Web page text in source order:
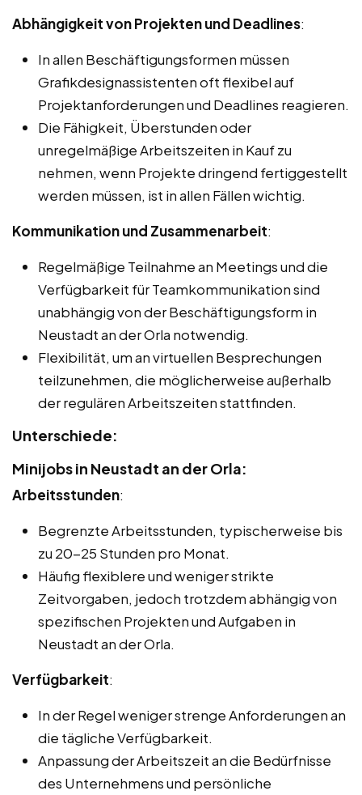
Abhängigkeit von Projekten und Deadlines:
In allen Beschäftigungsformen müssen
Grafikdesignassistenten oft flexibel auf
Projektanforderungen und Deadlines reagieren.
Die Fähigkeit, Überstunden oder
unregelmäßige Arbeitszeiten in Kauf zu
nehmen, wenn Projekte dringend fertiggestellt
werden müssen, ist in allen Fällen wichtig.
Kommunikation und Zusammenarbeit:
Regelmäßige Teilnahme an Meetings und die
Verfügbarkeit für Teamkommunikation sind
unabhängig von der Beschäftigungsform in
Neustadt an der Orla notwendig.
Flexibilität, um an virtuellen Besprechungen
teilzunehmen, die möglicherweise außerhalb
der regulären Arbeitszeiten stattfinden.
Unterschiede:
Minijobs in Neustadt an der Orla:
Arbeitsstunden:
Begrenzte Arbeitsstunden, typischerweise bis
zu 20-25 Stunden pro Monat.
Häufig flexiblere und weniger strikte
Zeitvorgaben, jedoch trotzdem abhängig von
spezifischen Projekten und Aufgaben in
Neustadt an der Orla.
Verfügbarkeit:
In der Regel weniger strenge Anforderungen an
die tägliche Verfügbarkeit.
Anpassung der Arbeitszeit an die Bedürfnisse
des Unternehmens und persönliche